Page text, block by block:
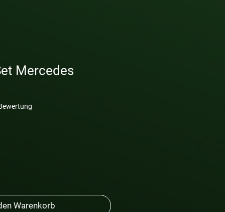
Mercedes
von fünf Sternen, basierend auf 1 Bewertung.
Warenkorb